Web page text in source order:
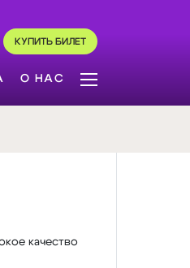
КУПИТЬ БИЛЕТ
О НАС
качество